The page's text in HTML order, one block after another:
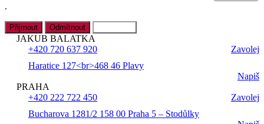
.
Přijmout Odmítnout
JAKUB BALATKA
+420 720 637 920
Zavolej
Haratice 127<br>468 46 Plavy
Napiš
PRAHA
+420 222 722 450
Zavolej
Bucharova 1281/2 158 00 Praha 5 – Stodůlky